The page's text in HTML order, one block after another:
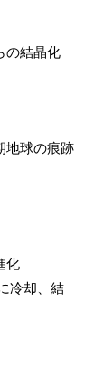
の結晶化
地球の痕跡
化
冷却、結